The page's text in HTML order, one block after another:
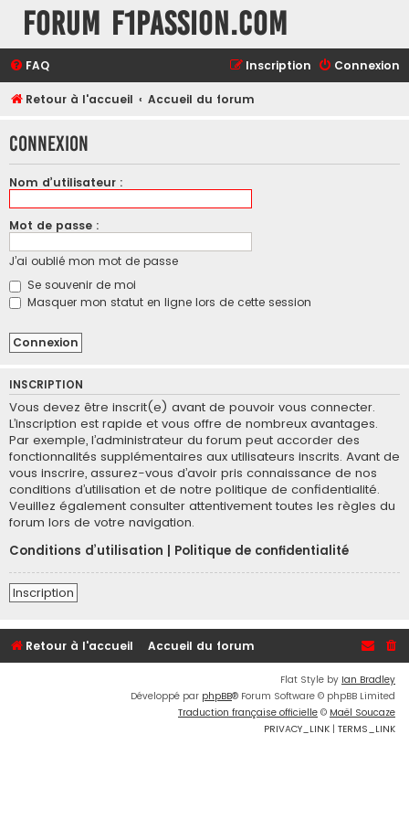
Forum F1Passion.com
FAQ Connexion
Inscription
Retour à l'accueil Accueil du forum
Connexion
Nom d’utilisateur :
Mot de passe :
J’ai oublié mon mot de passe
Se souvenir de moi
Masquer mon statut en ligne lors de cette session
INSCRIPTION
Vous devez être inscrit(e) avant de pouvoir vous connecter.
L’inscription est rapide et vous offre de nombreux avantages.
Par exemple, l’administrateur du forum peut accorder des
fonctionnalités supplémentaires aux utilisateurs inscrits. Avant de
vous inscrire, assurez-vous d’avoir pris connaissance de nos
conditions d’utilisation et de notre politique de confidentialité.
Veuillez également consulter attentivement toutes les règles du
forum lors de votre navigation.
Conditions d’utilisation
Politique de confidentialité
Inscription
Retour à l'accueil Accueil du forum
Flat Style by Ian Bradley
Développé par phpBB® Forum Software © phpBB Limited
Traduction française officielle © Maël Soucaze
PRIVACY_LINK | TERMS_LINK